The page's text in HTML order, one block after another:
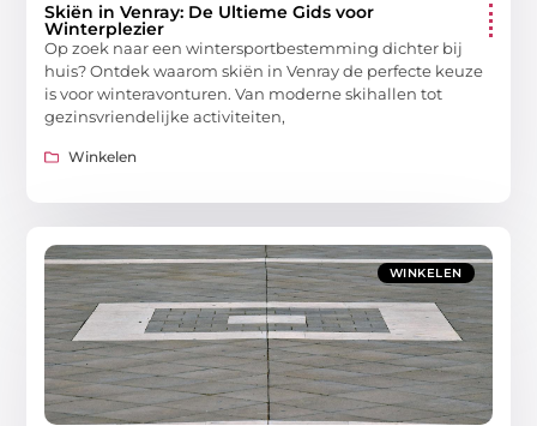
Skiën in Venray: De Ultieme Gids voor
Winterplezier
Op zoek naar een wintersportbestemming dichter bij
huis? Ontdek waarom skiën in Venray de perfecte keuze
is voor winteravonturen. Van moderne skihallen tot
gezinsvriendelijke activiteiten,
Winkelen
WINKELEN